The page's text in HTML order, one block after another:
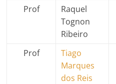
Prof
Raquel
Tognon
Ribeiro
Prof
Tiago
Marques
dos Reis